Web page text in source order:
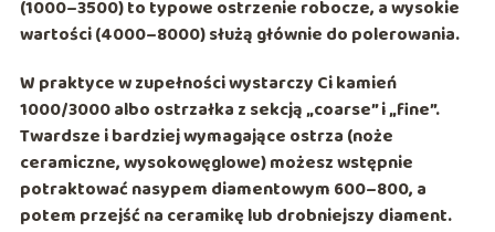
(1000–3500) to typowe ostrzenie robocze, a wysokie
wartości (4000–8000) służą głównie do polerowania.
W praktyce w zupełności wystarczy Ci kamień
1000/3000albo ostrzałka z sekcją „coarse” i „fine”.
Twardsze i bardziej wymagające ostrza (noże
ceramiczne, wysokowęglowe) możesz wstępnie
potraktować nasypem diamentowym 600–800, a
potem przejść na ceramikę lub drobniejszy diament.